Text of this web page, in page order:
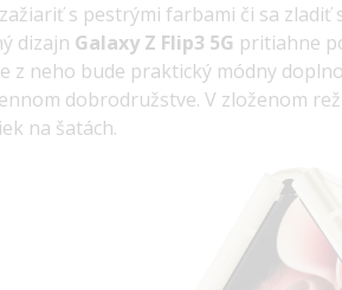
s pestrými farbami či sa zladiť
dizajn Galaxy Z Flip3 5G pritiahne
z neho bude praktický módny
dobrodružstve. V zloženom
na šatách.